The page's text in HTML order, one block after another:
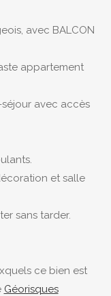
avec BALCON
appartement
séjour avec accès
et salle
sans tarder.
ce bien est
Géorisques